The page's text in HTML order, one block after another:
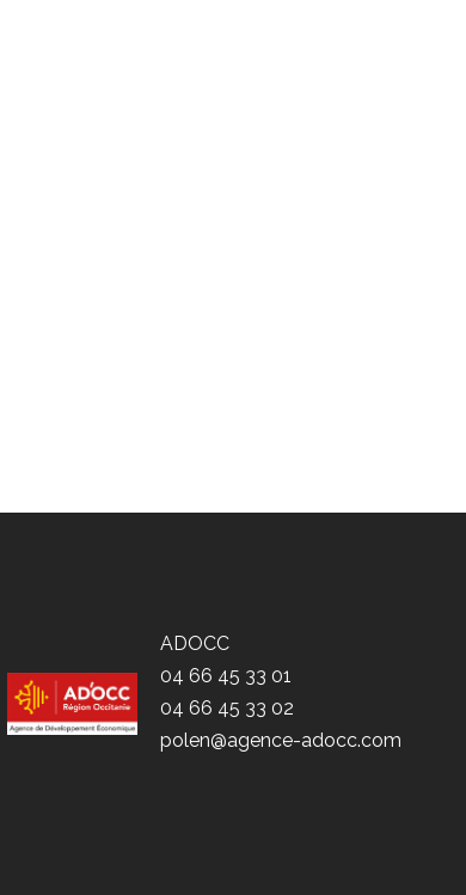
ADOCC
04 66 45 33 01
04 66 45 33 02
polen@agence-adocc.com